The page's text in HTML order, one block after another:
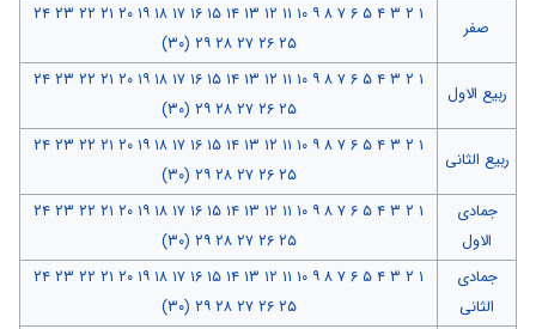
صفر
۱ ۲ ۳ ۴ ۵ ۶ ۷ ۸ ۹ ۱۰ ۱۱ ۱۲ ۱۳ ۱۴ ۱۵ ۱۶ ۱۷ ۱۸ ۱۹ ۲۰ ۲۱ ۲۲ ۲۳ ۲۴
۲۵ ۲۶ ۲۷ ۲۸ ۲۹ (۳۰)
ربیع الاول
۱ ۲ ۳ ۴ ۵ ۶ ۷ ۸ ۹ ۱۰ ۱۱ ۱۲ ۱۳ ۱۴ ۱۵ ۱۶ ۱۷ ۱۸ ۱۹ ۲۰ ۲۱ ۲۲ ۲۳ ۲۴
۲۵ ۲۶ ۲۷ ۲۸ ۲۹ (۳۰)
ربیع الثانی
۱ ۲ ۳ ۴ ۵ ۶ ۷ ۸ ۹ ۱۰ ۱۱ ۱۲ ۱۳ ۱۴ ۱۵ ۱۶ ۱۷ ۱۸ ۱۹ ۲۰ ۲۱ ۲۲ ۲۳ ۲۴
۲۵ ۲۶ ۲۷ ۲۸ ۲۹ (۳۰)
جمادی
الاول
۱ ۲ ۳ ۴ ۵ ۶ ۷ ۸ ۹ ۱۰ ۱۱ ۱۲ ۱۳ ۱۴ ۱۵ ۱۶ ۱۷ ۱۸ ۱۹ ۲۰ ۲۱ ۲۲ ۲۳ ۲۴
۲۵ ۲۶ ۲۷ ۲۸ ۲۹ (۳۰)
جمادی
الثانی
۱ ۲ ۳ ۴ ۵ ۶ ۷ ۸ ۹ ۱۰ ۱۱ ۱۲ ۱۳ ۱۴ ۱۵ ۱۶ ۱۷ ۱۸ ۱۹ ۲۰ ۲۱ ۲۲ ۲۳ ۲۴
۲۵ ۲۶ ۲۷ ۲۸ ۲۹ (۳۰)